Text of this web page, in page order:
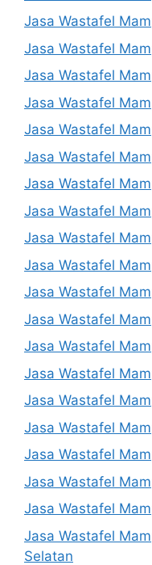
Jasa Wastafel
Jasa Wastafel
Jasa Wastafel
Jasa Wastafel
Jasa Wastafel
Jasa Wastafel
Jasa Wastafel
Jasa Wastafel
Jasa Wastafel
Jasa Wastafel
Jasa Wastafel
Jasa Wastafel
Jasa Wastafel
Jasa Wastafel
Jasa Wastafel
Jasa Wastafel
Jasa Wastafel
Jasa Wastafel
Jasa Wastafel
Jasa Wastafel
Selatan